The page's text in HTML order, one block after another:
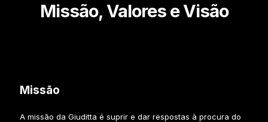
Missão, Valores e Visão
Missão
A missão da Giuditta é suprir e dar respostas à procura do